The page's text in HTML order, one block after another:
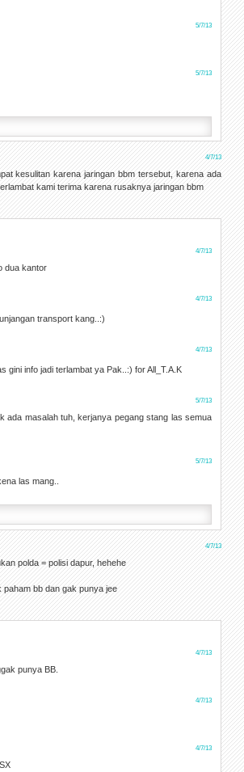
5/7/13
5/7/13
4/7/13
kesulitan karena jaringan bbm tersebut, karena ada
kami terima karena rusaknya jaringan bbm
4/7/13
dua kantor
4/7/13
transport kang..:)
4/7/13
gini info jadi terlambat ya Pak..:) for All_T.A.K
5/7/13
ada masalah tuh, kerjanya pegang stang las semua
5/7/13
las mang..
4/7/13
polda = polisi dapur, hehehe
bb dan gak punya jee
4/7/13
punya BB.
4/7/13
4/7/13